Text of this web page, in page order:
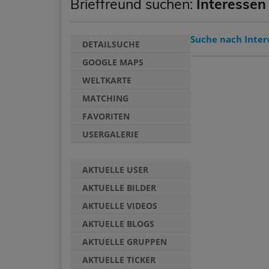
Brieffreund suchen: Interessen
DETAILSUCHE
GOOGLE MAPS
WELTKARTE
MATCHING
FAVORITEN
USERGALERIE
AKTUELLE USER
AKTUELLE BILDER
AKTUELLE VIDEOS
AKTUELLE BLOGS
AKTUELLE GRUPPEN
AKTUELLE TICKER
Suche nach